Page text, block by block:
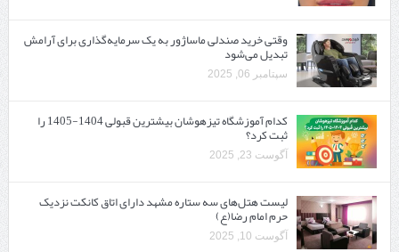
وقتی خرید صندلی ماساژور به یک سرمایه‌گذاری برای آرامش
تبدیل می‌شود
سپتامبر 06, 2025
کدام آموزشگاه تیزهوشان بیشترین قبولی 1404-1405 را
ثبت کرد؟
آگوست 23, 2025
لیست هتل‌های سه ستاره مشهد دارای اتاق کانکت نزدیک
حرم امام رضا(ع)
آگوست 10, 2025